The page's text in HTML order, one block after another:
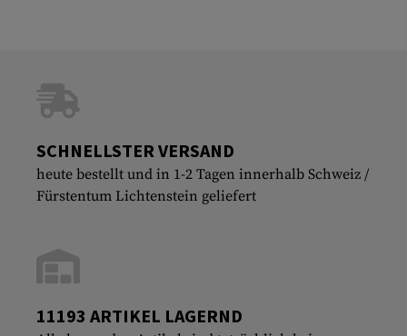
SCHNELLSTER VERSAND
heute bestellt und in 1-2 Tagen innerhalb Schweiz /
Fürstentum Lichtenstein geliefert
11193 ARTIKEL LAGERND